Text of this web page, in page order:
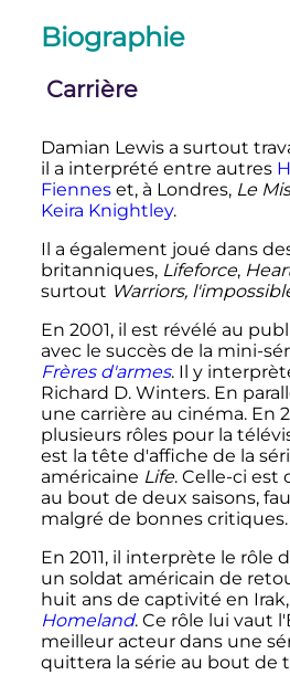
Biographie
Carrière
Damian Lewis a surtout
il a interprété entre autres
Fienneset, à Londres, Le
Keira Knightley.
Il a également joué dans
britanniques, Lifeforce,
surtout Warriors,
En 2001, il est révélé au
avec le succès de la mini-
Frères d'armes. Il y
Richard D. Winters. En
une carrière au cinéma. En
plusieurs rôles pour la
est la tête d'affiche de la
américaine Life. Celle-ci est
au bout de deux saisons,
malgré de bonnes critiques.
En 2011, il interprète le rôle
un soldat américain de
huit ans de captivité en
Homeland. Ce rôle lui vaut
meilleur acteur dans une
quittera la série au bout de